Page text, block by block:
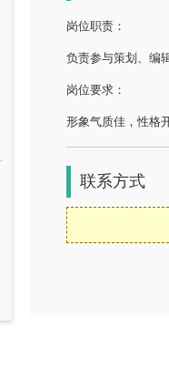
岗位职责：
负责参与策划、编
岗位要求：
形象气质佳，性格
联系方式